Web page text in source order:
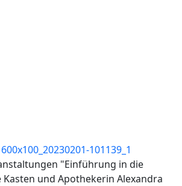
"Einführung in die
und Apothekerin Alexandra